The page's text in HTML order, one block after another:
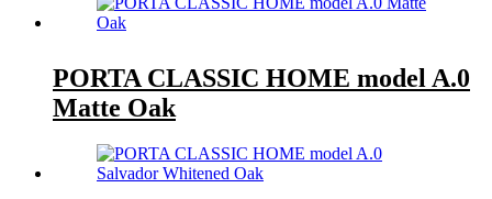
PORTA CLASSIC HOME model A.0
Matte Oak